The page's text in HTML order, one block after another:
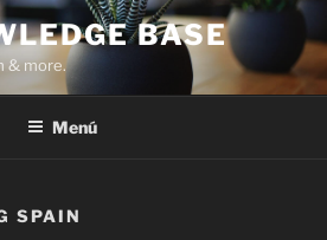
BASE
& more.
Menú
SPAIN